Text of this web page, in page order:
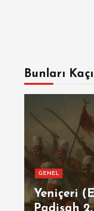
Bunları
GENEL
Yeniçeri
Padişah